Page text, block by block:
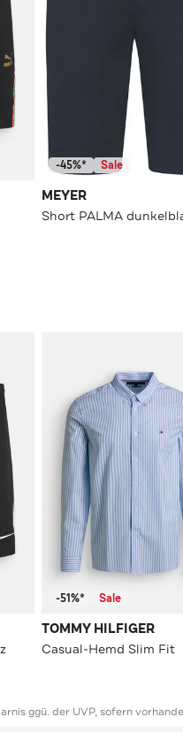
-45%* Sale
MEYER
-51%* Sale
TOMMY HILFIGER
Casual-Hemd Slim Fit
ggü. der UVP, sofern